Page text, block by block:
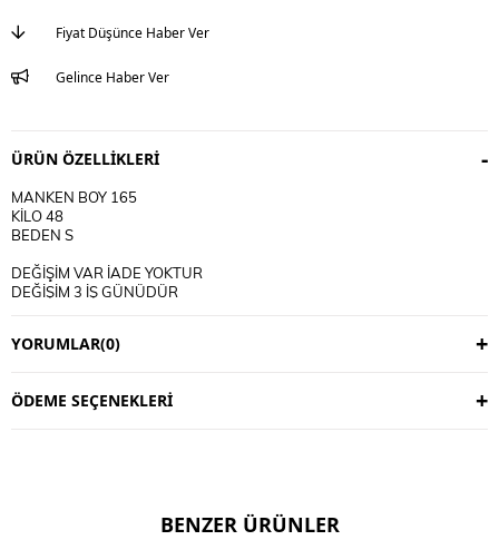
Fiyat Düşünce Haber Ver
Gelince Haber Ver
ÜRÜN ÖZELLIKLERI
MANKEN BOY 165
KİLO 48
BEDEN S
DEĞİŞİM VAR İADE YOKTUR
DEĞİŞİM 3 İŞ GÜNÜDÜR
KULLANIM TALİMATI
CİFT RENKLİ ÜRÜNLERDE YIKAMA MENDİLİ KULLANINIZ
YORUMLAR(0)
ÖDEME SEÇENEKLERI
BENZER ÜRÜNLER